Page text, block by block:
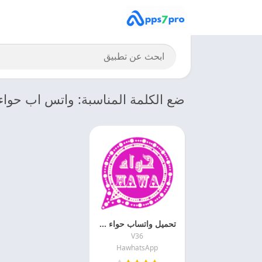
ضع الكلمة المناسبة: واتس اب
تحميل واتساب حواء 2026 HawhatsApp APK اخر اصدار مجانا
V36
HawhatsApp